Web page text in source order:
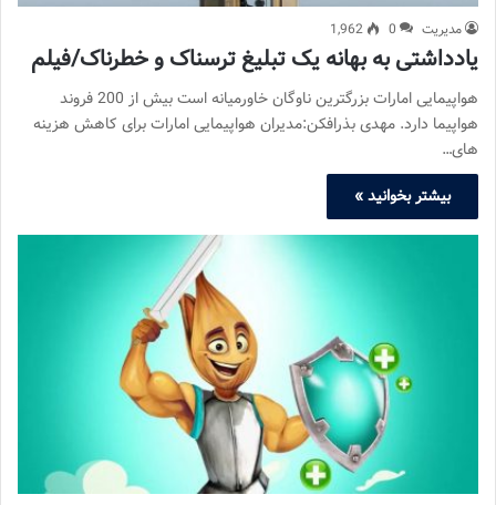
مدیریت 0
1,962
یادداشتی به بهانه یک تبلیغ ترسناک و خطرناک/فیلم
هواپیمایی امارات بزرگترین ناوگان خاورمیانه است بیش از 200 فروند
هواپیما دارد. مهدی بذرافکن:مدیران هواپیمایی امارات برای کاهش هزینه
های…
بیشتر بخوانید »